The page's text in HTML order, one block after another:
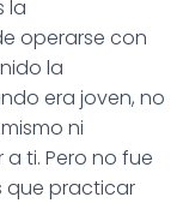
la
operarse con
la
era joven, no
ni
ti. Pero no fue
que practicar